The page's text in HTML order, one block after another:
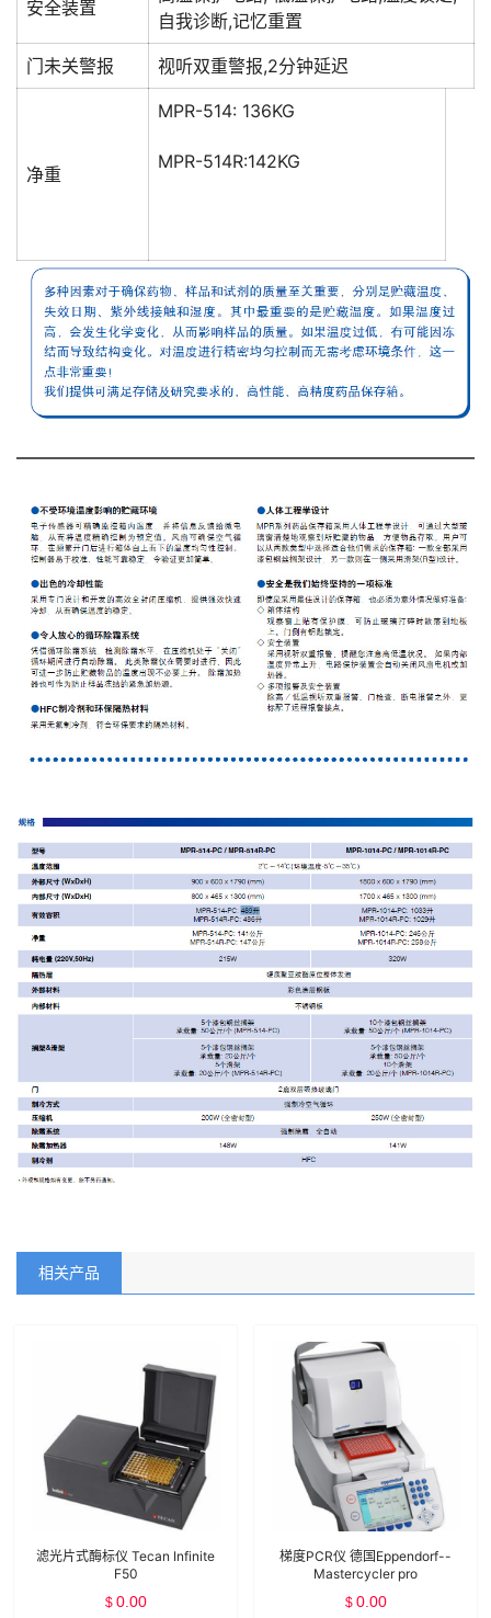
安全装置
自我诊断,记忆重置
门未关警报 视听双重警报,2分钟延迟
净重
MPR-514: 136KG
MPR-514R:142KG
相关产品
滤光片式酶标仪 Tecan Infinite
F50
$ 0.00
梯度PCR仪 德国Eppendorf--
Mastercycler pro
$ 0.00